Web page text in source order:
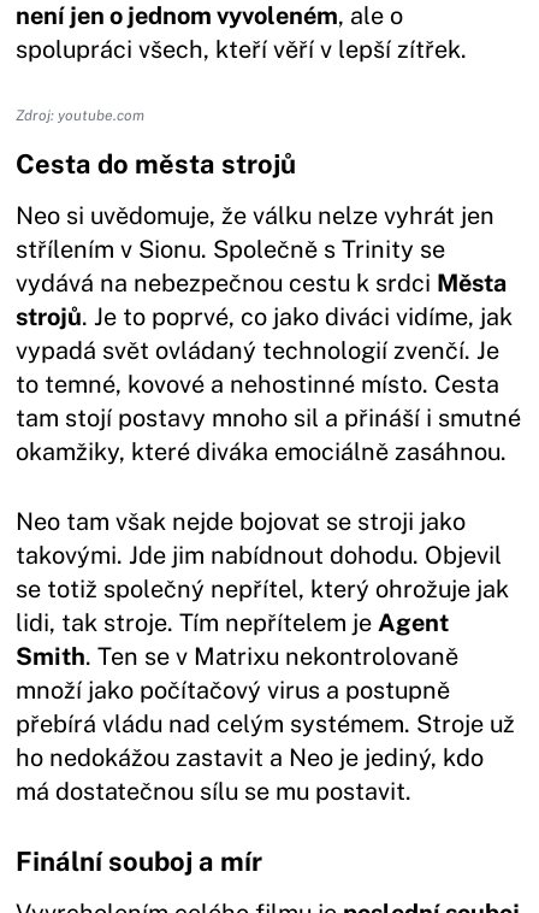
není jen o jednom vyvoleném, ale o
spolupráci všech, kteří věří v lepší zítřek.
Zdroj: youtube.com
Cesta do města strojů
Neo si uvědomuje, že válku nelze vyhrát jen
střílením v Sionu. Společně s Trinity se
vydává na nebezpečnou cestu k srdci Města
strojů. Je to poprvé, co jako diváci vidíme, jak
vypadá svět ovládaný technologií zvenčí. Je
to temné, kovové a nehostinné místo. Cesta
tam stojí postavy mnoho sil a přináší i smutné
okamžiky, které diváka emociálně zasáhnou.
Neo tam však nejde bojovat se stroji jako
takovými. Jde jim nabídnout dohodu. Objevil
se totiž společný nepřítel, který ohrožuje jak
lidi, tak stroje. Tím nepřítelem jeAgent
Smith. Ten se v Matrixu nekontrolovaně
množí jako počítačový virus a postupně
přebírá vládu nad celým systémem. Stroje už
ho nedokážou zastavit a Neo je jediný, kdo
má dostatečnou sílu se mu postavit.
Finální souboj a mír